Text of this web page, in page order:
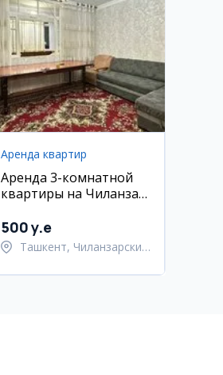
Аренда квартир
Аренда 3-комнатной
квартиры на Чиланзаре
500 y.e
Ташкент, Чиланзарский